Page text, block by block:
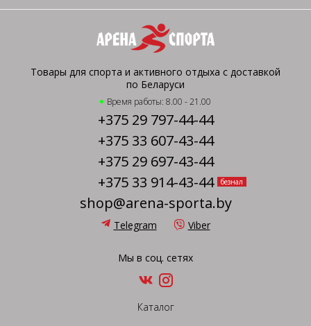
Товары для спорта и активного отдыха с доставкой
по Беларуси
Время работы: 8.00 - 21.00
+375 29 797-44-44
+375 33 607-43-44
+375 29 697-43-44
+375 33 914-43-44
безнал
shop@arena-sporta.by
Telegram Viber
Мы в соц. сетях
Каталог